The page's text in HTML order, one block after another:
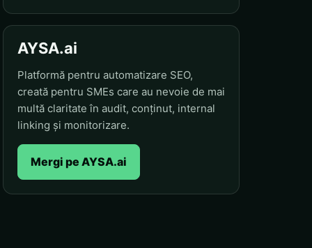
AYSA.ai
Platformă pentru automatizare SEO,
creată pentru SMEs care au nevoie de mai
multă claritate în audit, conținut, internal
linking și monitorizare.
Mergi pe AYSA.ai